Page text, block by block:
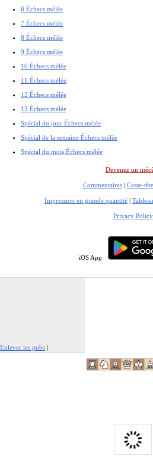
6 Échecs mélée
7 Échecs mélée
8 Échecs mélée
9 Échecs mélée
10 Échecs mélée
11 Échecs mélée
12 Échecs mélée
13 Échecs mélée
Spécial du jour Échecs mélée
Spécial de la semaine Échecs mélée
Spécial du mois Échecs mélée
Devenez un
Commentaires| Casse-
Impression en grande quantité |
Privacy Policy
iOS App
Enlever les pubs |